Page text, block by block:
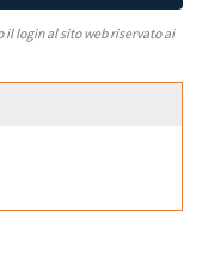
il login al sito web riservato ai